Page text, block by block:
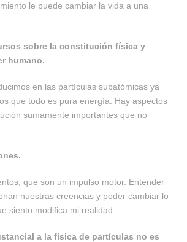
le puede cambiar la vida a una
sobre la constitución física y
humano.
en las partículas subatómicas ya
que todo es pura energía. Hay aspectos
sumamente importantes que no
que son un impulso motor. Entender
nuestras creencias y poder cambiar lo
siento modifica mi realidad.
a la física de partículas no es